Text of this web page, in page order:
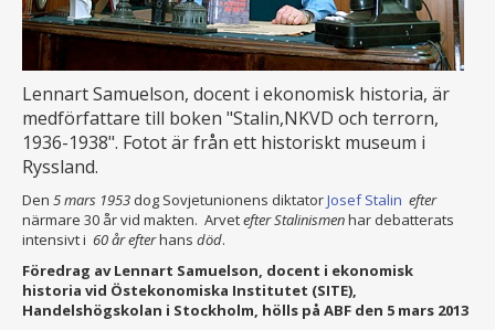
Lennart Samuelson, docent i ekonomisk historia, är
medförfattare till boken "Stalin,NKVD och terrorn,
1936-1938". Fotot är från ett historiskt museum i
Ryssland.
Den 5 mars 1953 dog Sovjetunionens diktatorJosef Stalin efter
närmare 30 år vid makten. Arvetefter Stalinismenhar debatterats
intensivt i 60 år efterhans död.
Föredrag av Lennart Samuelson, docent i ekonomisk
historia vid Östekonomiska Institutet (SITE),
Handelshögskolan i Stockholm, hölls på ABF den 5 mars 2013